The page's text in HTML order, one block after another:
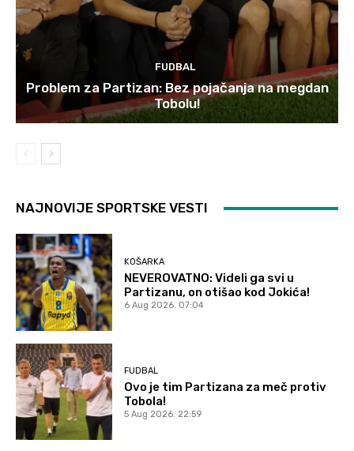
FUDBAL
Problem za Partizan: Bez pojačanja na megdan
Tobolu!
NAJNOVIJE SPORTSKE VESTI
KOŠARKA
NEVEROVATNO: Videli ga svi u
Partizanu, on otišao kod Jokića!
6 Aug 2026. 07:04
FUDBAL
Ovo je tim Partizana za meč protiv
Tobola!
5 Aug 2026. 22:59